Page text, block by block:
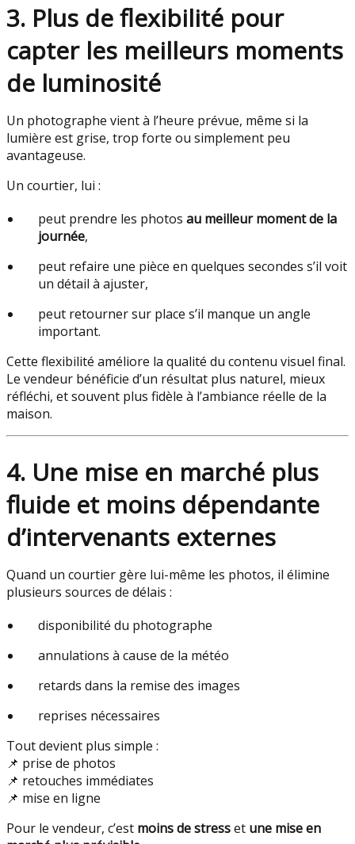
3. Plus de flexibilité pour
capter les meilleurs moments
de luminosité
Un photographe vient à l’heure prévue, même si la
lumière est grise, trop forte ou simplement peu
avantageuse.
Un courtier, lui :
peut prendre les photos au meilleur moment de la
journée,
peut refaire une pièce en quelques secondes s’il voit
un détail à ajuster,
peut retourner sur place s’il manque un angle
important.
Cette flexibilité améliore la qualité du contenu visuel final.
Le vendeur bénéficie d’un résultat plus naturel, mieux
réfléchi, et souvent plus fidèle à l’ambiance réelle de la
maison.
4. Une mise en marché plus
fluide et moins dépendante
d’intervenants externes
Quand un courtier gère lui-même les photos, il élimine
plusieurs sources de délais :
disponibilité du photographe
annulations à cause de la météo
retards dans la remise des images
reprises nécessaires
Tout devient plus simple :
📌 prise de photos
📌 retouches immédiates
📌 mise en ligne
Pour le vendeur, c’est moins de stresset une mise en